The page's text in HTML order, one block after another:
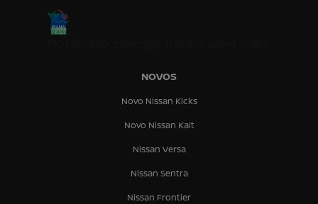
NOVOS
Novo Nissan Kicks
Novo Nissan Kait
Nissan Versa
Nissan Sentra
Nissan Frontier